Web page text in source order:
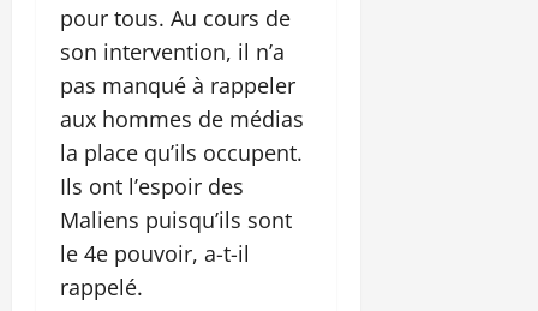
pour tous. Au cours de
son intervention, il n’a
pas manqué à rappeler
aux hommes de médias
la place qu’ils occupent.
Ils ont l’espoir des
Maliens puisqu’ils sont
le 4e pouvoir, a-t-il
rappelé.